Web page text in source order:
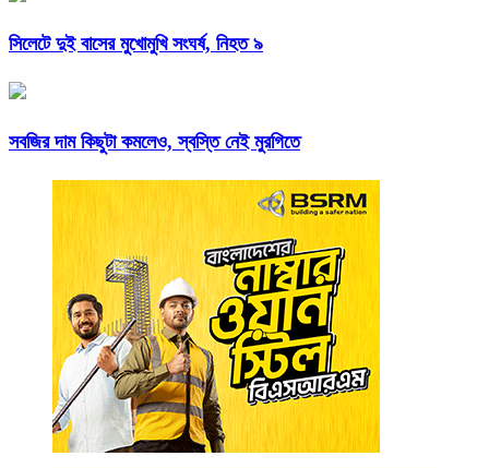
সিলেটে দুই বাসের মুখোমুখি সংঘর্ষ, নিহত ৯
সবজির দাম কিছুটা কমলেও, স্বস্তি নেই মুরগিতে